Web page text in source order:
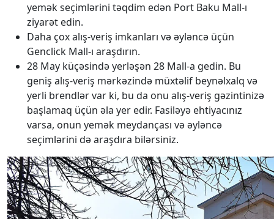
yemək seçimlərini təqdim edən Port Baku Mall-ı
ziyarət edin.
Daha çox alış-veriş imkanları və əyləncə üçün
Genclick Mall-ı araşdırın.
28 May küçəsində yerləşən 28 Mall-a gedin. Bu
geniş alış-veriş mərkəzində müxtəlif beynəlxalq və
yerli brendlər var ki, bu da onu alış-veriş gəzintinizə
başlamaq üçün əla yer edir. Fasiləyə ehtiyacınız
varsa, onun yemək meydançası və əyləncə
seçimlərini də araşdıra bilərsiniz.